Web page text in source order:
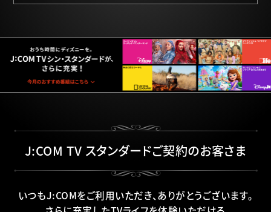
J:COM TV スタンダードご契約のお客さま
いつもJ:COMをご利用いただき、ありがとうございます。